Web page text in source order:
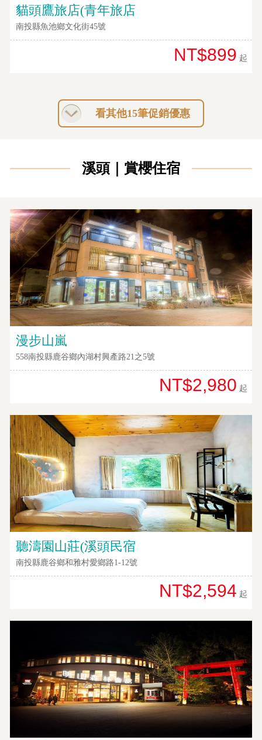
劃
貓頭鷹旅店(青年旅店
南投縣魚池鄉文化街45號
NT$899 起
看其他15筆促銷優惠
溪頭｜賞櫻住宿
漫步山嵐
558南投縣鹿谷鄉內湖村興產路21之5號
NT$2,980 起
聽濤園山莊(溪頭民宿
南投縣鹿谷鄉和雅村愛鄉路1-12號
NT$2,594 起